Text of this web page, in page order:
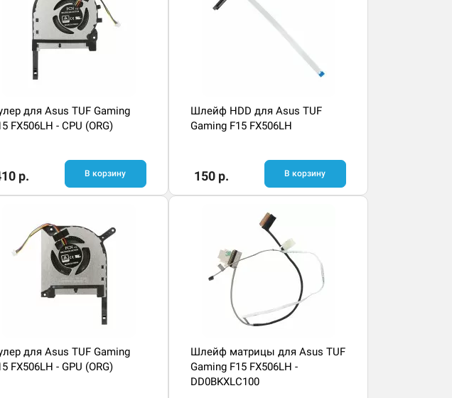
для Asus TUF Gaming
FX506LH - CPU (ORG)
р. В корзину
Шлейф HDD для Asus TUF
Gaming F15 FX506LH
150 р. В корзину
для Asus TUF Gaming
FX506LH - GPU (ORG)
Шлейф матрицы для Asus TUF
Gaming F15 FX506LH -
DD0BKXLC100